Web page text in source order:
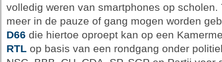
volledig weren van smartphones op
meer in de pauze of gang mogen worden
D66 die hiertoe oproept kan op een
RTLop basis van een rondgang onder